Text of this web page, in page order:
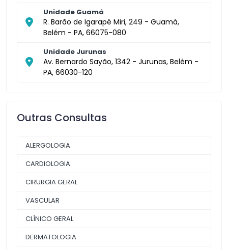
Unidade Guamá
R. Barão de Igarapé Miri, 249 - Guamá,
Belém - PA, 66075-080
Unidade Jurunas
Av. Bernardo Sayão, 1342 - Jurunas, Belém -
PA, 66030-120
Outras Consultas
ALERGOLOGIA
CARDIOLOGIA
CIRURGIA GERAL
VASCULAR
CLÍNICO GERAL
DERMATOLOGIA